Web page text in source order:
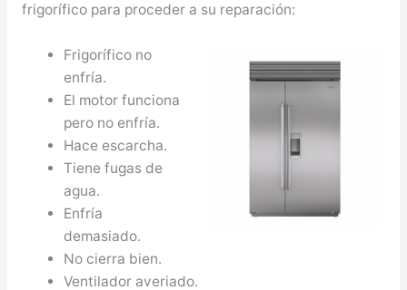
frigorífico para proceder a su reparación:
Frigorífico no
enfría.
El motor funciona
pero no enfría.
Hace escarcha.
Tiene fugas de
agua.
Enfría
demasiado.
No cierra bien.
Ventilador averiado.